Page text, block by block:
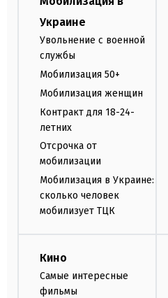
Украине
Увольнение с военной
службы
Мобилизация 50+
Мобилизация женщин
Контракт для 18-24-
летних
Отсрочка от
мобилизации
Мобилизация в Украине:
сколько человек
мобилизует ТЦК
Кино
Самые интересные
фильмы